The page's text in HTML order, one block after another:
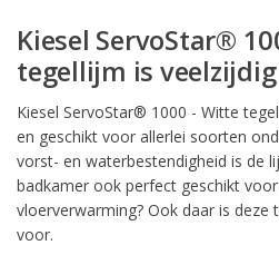
Kiesel ServoStar®
tegellijm is
Kiesel ServoStar® 1000 - Witte
en geschikt voor allerlei soorten
vorst- en waterbestendigheid is de
badkamer ook perfect geschikt
vloerverwarming? Ook daar is
voor.